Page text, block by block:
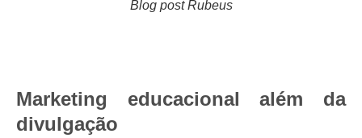
Blog post Rubeus
Marketing educacional além da
divulgação